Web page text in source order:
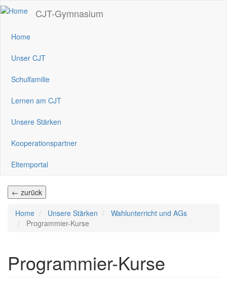
Direkt
zum
CJT-Gymnasium
Home
Unser CJT
Schulfamilie
Lernen am CJT
Unsere Stärken
Kooperationspartner
Elternportal
← zurück
Home Unsere Stärken
Wahlunterricht und AGs
Programmier-Kurse
Programmier-Kurse